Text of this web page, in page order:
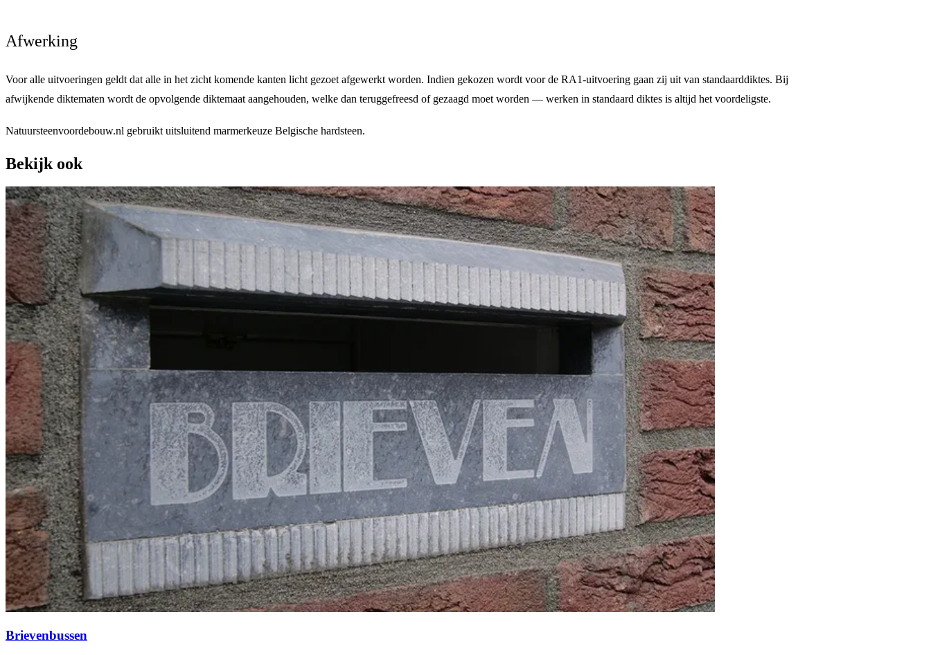
Afwerking
Voor alle uitvoeringen geldt dat alle in het zicht komende kanten licht gezoet afgewerkt worden. Indien gekozen wordt voor de RA1-uitvoering gaan zij uit van standaarddiktes. Bij
afwijkende diktematen wordt de opvolgende diktemaat aangehouden, welke dan teruggefreesd of gezaagd moet worden — werken in standaard diktes is altijd het voordeligste.
Natuursteenvoordebouw.nl gebruikt uitsluitend marmerkeuze Belgische hardsteen.
Bekijk ook
Brievenbussen